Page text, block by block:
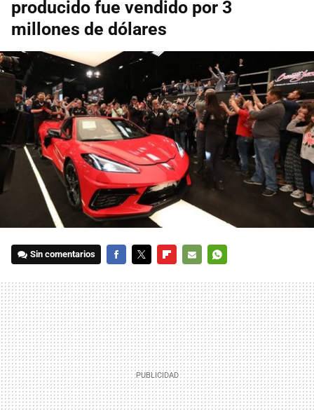
producido fue vendido por 3
millones de dólares
Sin comentarios
MAIL